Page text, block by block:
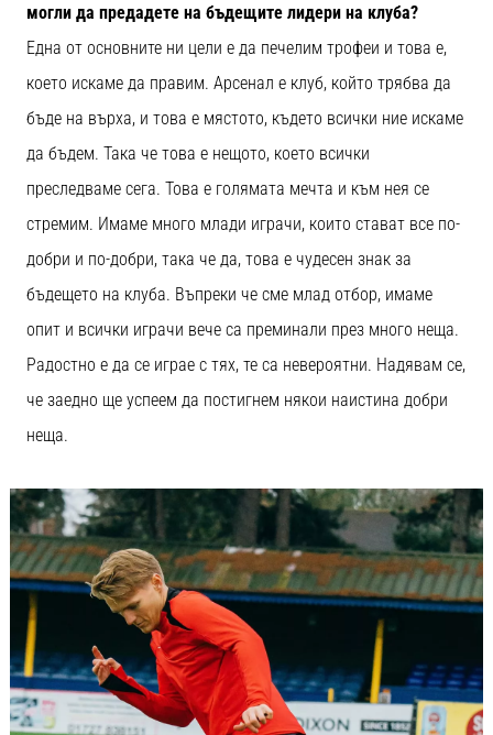
могли да предадете на бъдещите лидери на клуба?
Една от основните ни цели е да печелим трофеи и това е,
което искаме да правим. Арсенал е клуб, който трябва да
бъде на върха, и това е мястото, където всички ние искаме
да бъдем. Така че това е нещото, което всички
преследваме сега. Това е голямата мечта и към нея се
стремим. Имаме много млади играчи, които стават все по-
добри и по-добри, така че да, това е чудесен знак за
бъдещето на клуба. Въпреки че сме млад отбор, имаме
опит и всички играчи вече са преминали през много неща.
Радостно е да се играе с тях, те са невероятни. Надявам се,
че заедно ще успеем да постигнем някои наистина добри
неща.